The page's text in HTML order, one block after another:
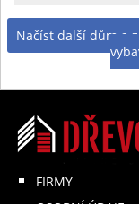
Načíst další dům a
FIRMY